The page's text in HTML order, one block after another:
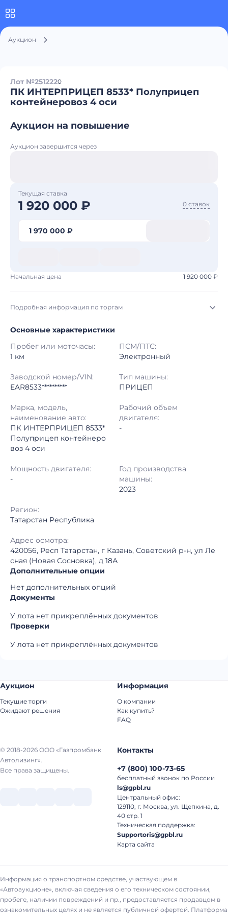
Аукцион
Лот №2512220
ПК ИНТЕРПРИЦЕП 8533* Полуприцеп
контейнеровоз 4 оси
Аукцион на повышение
Аукцион завершится через
Текущая ставка
1 920 000 ₽ 0 ставок
1 970 000 ₽
Начальная цена 1 920 000 ₽
Подробная информация по торгам
Начало торгов: 07.08.2026, 08:04 МСК
Конец торгов: 14.08.2026, 07:04 МСК
Тип аукциона: Открытые торги
Шаг торгов: 50 000 ₽
Кол-во ставок:
Основные характеристики
Пробег или моточасы:
1 км
ПСМ/ПТС:
Электронный
Заводской номер/VIN:
EAR8533**********
Тип машины:
ПРИЦЕП
Марка, модель,
наименование авто:
ПК ИНТЕРПРИЦЕП 8533*
Полуприцеп контейнеро
воз 4 оси
Рабочий объем
двигателя:
-
Мощность двигателя:
-
Год производства
машины:
2023
Регион:
Татарстан Республика
Адрес осмотра:
420056, Респ Татарстан, г Казань, Советский р-н, ул Ле
сная (Новая Сосновка), д 18А
Дополнительные опции
Нет дополнительных опций
Документы
У лота нет прикреплённых документов
Проверки
У лота нет прикреплённых документов
© 2018-2026 ООО «Газпромбанк
Автолизинг».
Все права защищены.
Аукцион
Текущие торги
Ожидают решения
Информация
О компании
Как купить?
FAQ
Контакты
+7 (800) 100-73-65
бесплатный звонок по России
ls@gpbl.ru
Центральный офис:
129110, г. Москва, ул. Щепкина, д.
40 стр. 1
Техническая поддержка:
Supportoris@gpbl.ru
Карта сайта
Информация о транспортном средстве, участвующем в
«Автоаукционе», включая сведения о его техническом состоянии,
пробеге, наличии повреждений и пр., предоставляется продавцом в
ознакомительных целях и не является публичной офертой. Платформа